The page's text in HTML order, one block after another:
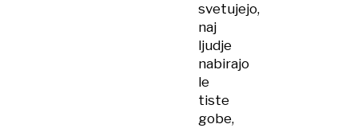
svetujejo,
naj
ljudje
nabirajo
le
tiste
gobe,